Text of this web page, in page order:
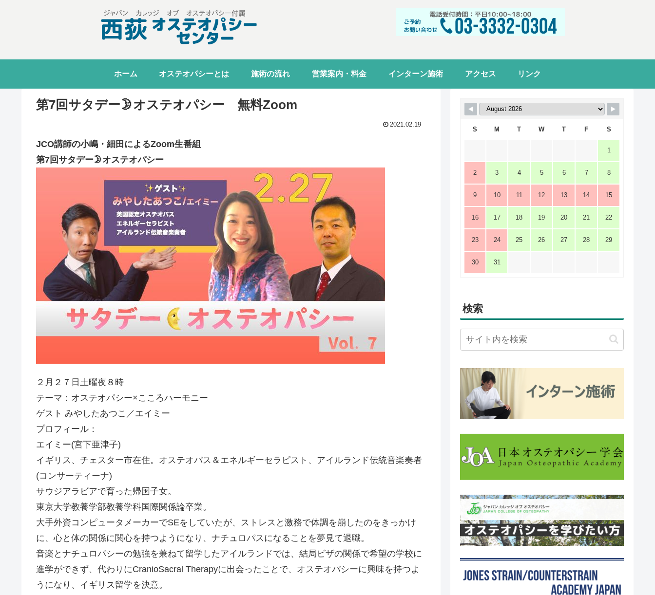
ホーム オステオパシーとは 施術の流れ 営業案内・料金 インターン施術 アクセス リンク
第7回サタデー🌛オステオパシー 無料Zoom
2021.02.19
JCO講師の小嶋・細田によるZoom生番組
第7回サタデー🌛オステオパシー
２月２７日土曜夜８時
テーマ：オステオパシー×こころハーモニー
ゲスト みやしたあつこ／エイミー
プロフィール：
エイミー(宮下亜津子)
イギリス、チェスター市在住。オステオパス＆エネルギーセラピスト、アイルランド伝統音楽奏者
(コンサーティーナ)
サウジアラビアで育った帰国子女。
東京大学教養学部教養学科国際関係論卒業。
大手外資コンピュータメーカーでSEをしていたが、ストレスと激務で体調を崩したのをきっかけ
に、心と体の関係に関心を持つようになり、ナチュロパスになることを夢見て退職。
音楽とナチュロパシーの勉強を兼ねて留学したアイルランドでは、結局ビザの関係で希望の学校に
進学ができず、代わりにCranioSacral Therapyに出会ったことで、オステオパシーに興味を持つよ
うになり、イギリス留学を決意。
S M T W T F S
1
2 3 4 5 6 7 8
9 10 11 12 13 14 15
16 17 18 19 20 21 22
23 24 25 26 27 28 29
30 31
検索